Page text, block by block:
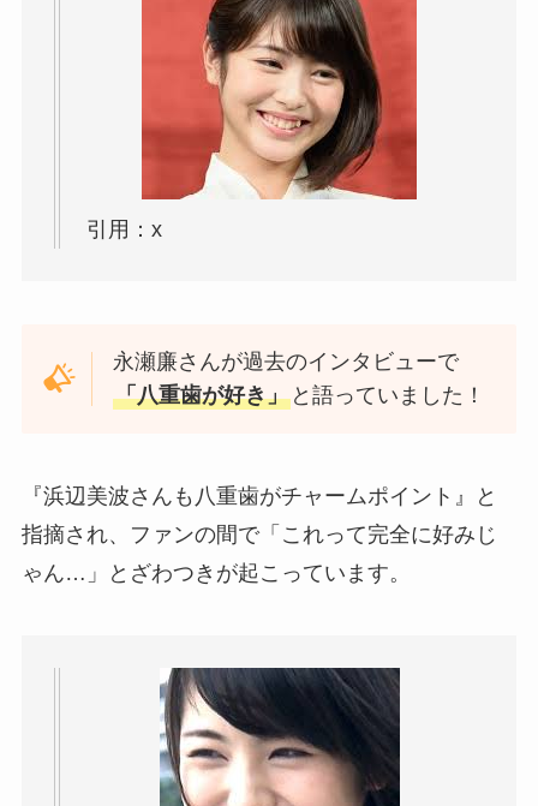
引用：x
永瀬廉さんが過去のインタビューで
「八重歯が好き」 と語っていました！
『浜辺美波さんも八重歯がチャームポイント』と
指摘され、ファンの間で「これって完全に好みじ
ゃん…」とざわつきが起こっています。